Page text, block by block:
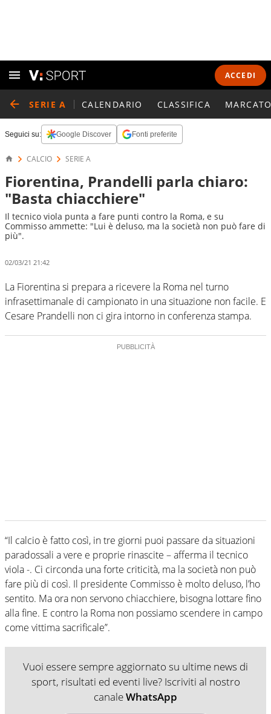
ACCEDI
SERIE A CALENDARIO CLASSIFICA
Seguici su: Google Discover Fonti preferite
CALCIO SERIE A
Fiorentina, Prandelli parla chiaro:
"Basta chiacchiere"
Il tecnico viola punta a fare punti contro la Roma, e su
Commisso ammette: "Lui è deluso, ma la società non può fare di
più".
02/03/21 21:42
La Fiorentina si prepara a ricevere la Roma nel turno
infrasettimanale di campionato in una situazione non facile. E
Cesare Prandelli non ci gira intorno in conferenza stampa.
“Il calcio è fatto così, in tre giorni puoi passare da situazioni
paradossali a vere e proprie rinascite – afferma il tecnico
viola -. Ci circonda una forte criticità, ma la società non può
fare più di così. Il presidente Commisso è molto deluso, l’ho
sentito. Ma ora non servono chiacchiere, bisogna lottare fino
alla fine. E contro la Roma non possiamo scendere in campo
come vittima sacrificale”.
Vuoi essere sempre aggiornato su ultime news di
sport, risultati ed eventi live? Iscriviti al nostro
canaleWhatsApp